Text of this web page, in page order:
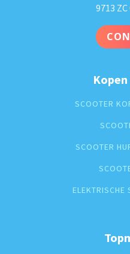
9713
SCOOTER
SCOOTER
ELEKTRISCHE